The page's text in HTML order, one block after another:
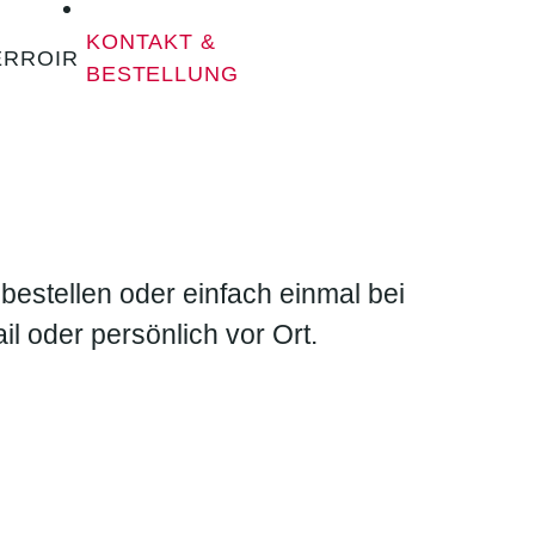
KONTAKT &
BESTELLUNG
oder einfach einmal bei
oder persönlich vor Ort.